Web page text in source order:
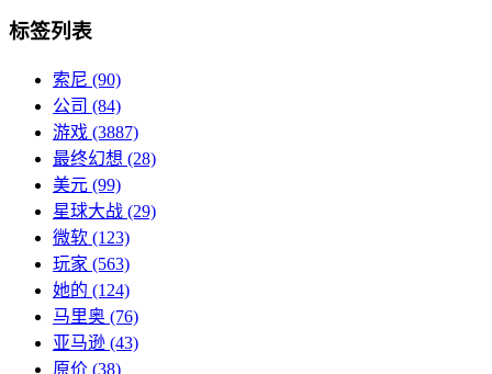
标签列表
索尼 (90)
公司 (84)
游戏 (3887)
最终幻想 (28)
美元 (99)
星球大战 (29)
微软 (123)
玩家 (563)
她的 (124)
马里奥 (76)
亚马逊 (43)
原价 (38)